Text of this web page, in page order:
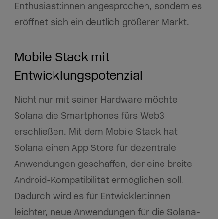
Enthusiast:innen angesprochen, sondern es
eröffnet sich ein deutlich größerer Markt.
Mobile Stack mit
Entwicklungspotenzial
Nicht nur mit seiner Hardware möchte
Solana die Smartphones fürs Web3
erschließen. Mit dem Mobile Stack hat
Solana einen App Store für dezentrale
Anwendungen geschaffen, der eine breite
Android-Kompatibilität ermöglichen soll.
Dadurch wird es für Entwickler:innen
leichter, neue Anwendungen für die Solana-